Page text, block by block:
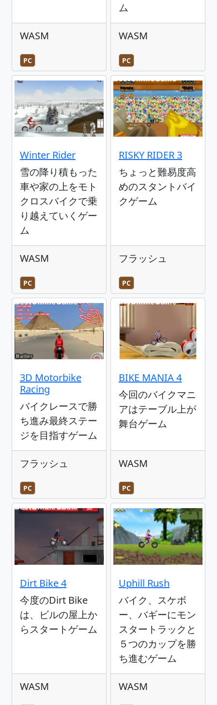
WASM
PC
ム
WASM
PC
Winter Rider
雪の降り積もった
車や家の上をモト
クロスバイクで乗
り越えていくゲー
ム
WASM
PC
RISKY RIDER 3
ちょっと難易度高
めのスタントバイ
クゲーム
フラッシュ
PC
3D Motorbike
Racing
バイクレースで勝
ち進み最終ステー
ジを目指すゲーム
フラッシュ
PC
BIKE MANIA 4
今回のバイクマニ
アはテーブル上が
舞台ゲーム
WASM
PC
Dirt Bike 4
今度のDirt Bike
は、ビルの屋上か
らスタートゲーム
WASM
Uphill Rush
バイク、スケボ
ー、バギーにモン
スタートラックと
５つのカップを勝
ち進むゲーム
WASM